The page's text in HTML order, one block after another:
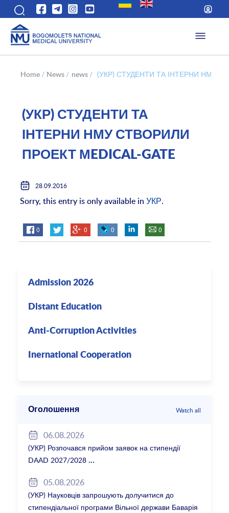
Home / News / news / (УКР) СТУДЕНТИ ТА ІНТЕРНИ НМУ
(УКР) СТУДЕНТИ ТА
ІНТЕРНИ НМУ СТВОРИЛИ
ПРОЕКТ МEDICAL-GATE
28.09.2016
Sorry, this entry is only available inУКР.
0 0 0 0
Admission 2026
Distant Education
Anti-Corruption Activities
Inernational Cooperation
Оголошення Watch all
06.08.2026
(УКР) Розпочався прийом заявок на стипендії
DAAD 2027/2028
05.08.2026
(УКР) Науковців запрошують долучитися до
стипендіальної програми Вільної держави Баварія